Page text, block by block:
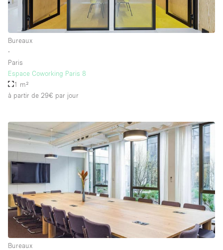
Bureaux
∙
Paris
Espace Coworking Paris 8
1 m²
à partir de 29€ par jour
Bureaux